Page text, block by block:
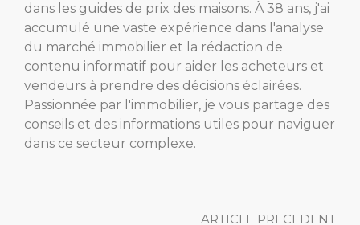
dans les guides de prix des maisons. À 38 ans, j'ai
accumulé une vaste expérience dans l'analyse
du marché immobilier et la rédaction de
contenu informatif pour aider les acheteurs et
vendeurs à prendre des décisions éclairées.
Passionnée par l'immobilier, je vous partage des
conseils et des informations utiles pour naviguer
dans ce secteur complexe.
ARTICLE PRECEDENT